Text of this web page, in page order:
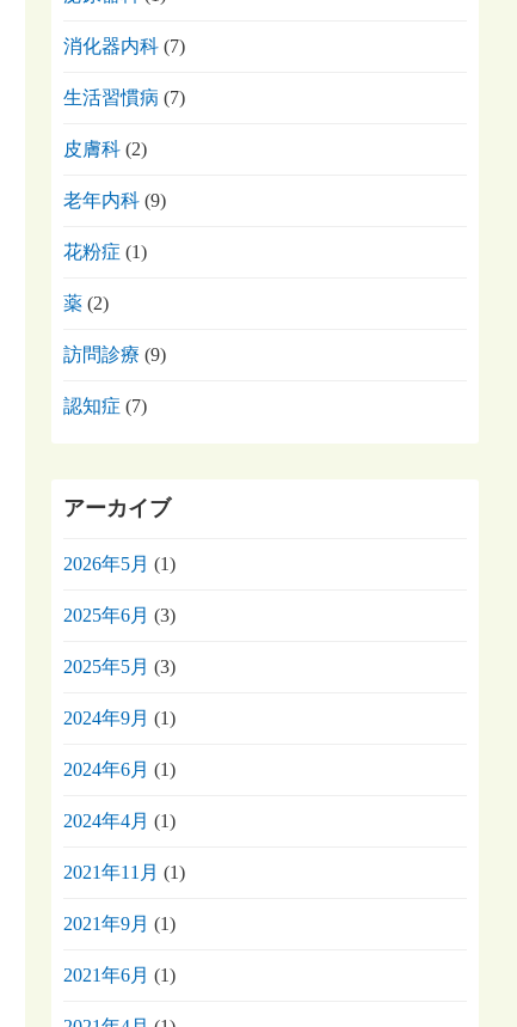
消化器内科 (7)
生活習慣病 (7)
皮膚科 (2)
老年内科 (9)
花粉症 (1)
薬 (2)
訪問診療 (9)
認知症 (7)
アーカイブ
2026年5月 (1)
2025年6月 (3)
2025年5月 (3)
2024年9月 (1)
2024年6月 (1)
2024年4月 (1)
2021年11月 (1)
2021年9月 (1)
2021年6月 (1)